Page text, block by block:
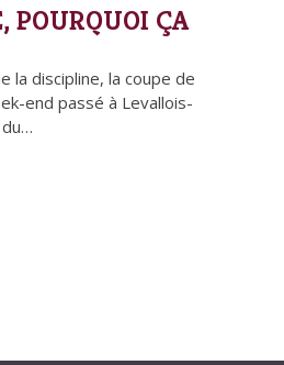
POURQUOI ÇA
la discipline, la coupe de
end passé à Levallois-